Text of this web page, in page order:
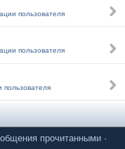
пользователя
пользователя
пользователя
прочитанными ·